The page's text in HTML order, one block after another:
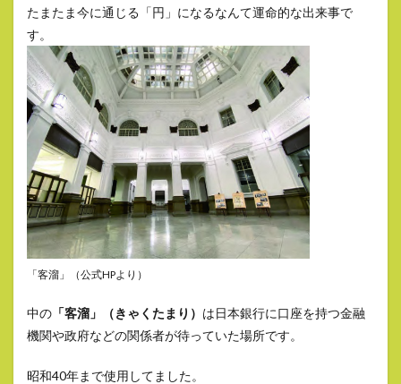
たまたま今に通じる「円」になるなんて運命的な出来事で
す。
「客溜」（公式HPより）
中の 「客溜」（きゃくたまり） は日本銀行に口座を持つ金融
機関や政府などの関係者が待っていた場所です。
昭和40年まで使用してました。